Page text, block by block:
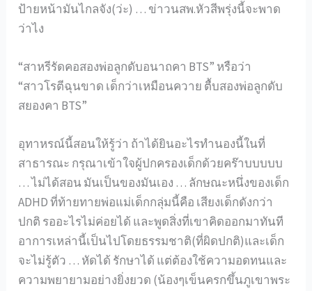
ป้ายหน้ามันไกลจัง(ว่ะ) … ข่าวนสพ.หัวสีพรุ่งนี้จะพาด
ว่าไง
“สาหรีรัดคอสองพ่อลูกดับอนาถคา BTS” หรือว่า
“สาวโรตีฉุนขาด เด็กว่าเหมือนควาย ตื้บสองพ่อลูกดับ
สยองคา BTS”
อุทาหรณ์นี้สอนให้รู้ว่า ถ้าได้ยินอะไรทำนองนี้ในที่
สาธารณะ กรุณาเข้าใจผู้ปกครองเด็กด้วยคร๊าบบบบบ
… ไม่ได้สอน มันเป็นของมันเอง … ลักษณะหนึ่งของเด็ก
ADHD ที่ท้ายทายพ่อแม่เด็กกลุ่มนี้คือ เสียงเด็กดังกว่า
ปกติ รออะไรไม่ค่อยได้ และพูดสิ่งที่เขาคิดออกมาทันที
อาการเหล่านี้เป็นไปโดยธรรมชาติ(ที่ผิดปกติ)และเด็ก
จะไม่รู้ตัว … หัดได้ รักษาได้ แต่ต้องใช้ความอดทนและ
ความพยายามอย่างยิ่งยวด (น้องๆเข็นครกขึ้นภูเขาพระ